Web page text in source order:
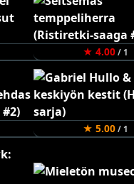
★ 4.00/ 1
★ 5.00/ 1